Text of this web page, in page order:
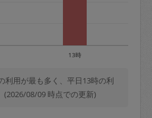
13時
利用が最も多く、平日13時の利
(2026/08/09 時点での更新)